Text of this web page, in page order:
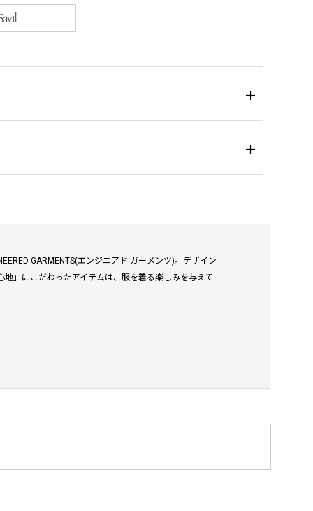
GARMENTS(エンジニアド ガーメンツ)。デザイン
」にこだわったアイテムは、服を着る楽しみを与えて